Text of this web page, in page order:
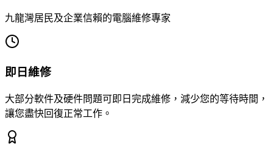
九龍灣居民及企業信賴的電腦維修專家
即日維修
大部分軟件及硬件問題可即日完成維修，減少您的等待時間，
讓您盡快回復正常工作。